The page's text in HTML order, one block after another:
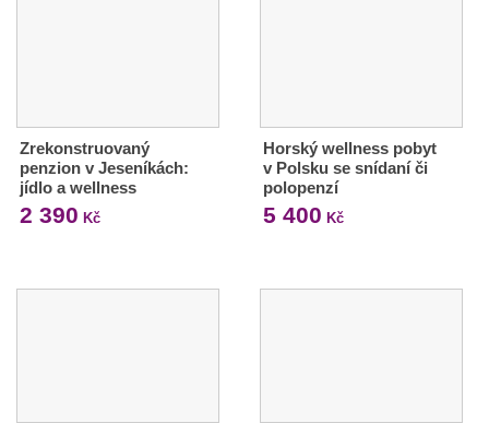
Zrekonstruovaný
penzion v Jeseníkách:
jídlo a wellness
2 390 Kč
Horský wellness pobyt
v Polsku se snídaní či
polopenzí
5 400 Kč